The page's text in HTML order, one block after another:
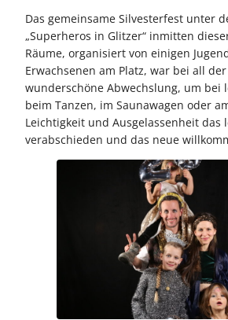
Das gemeinsame Silvesterfest unter
„Superheros in Glitzer“ inmitten
Räume, organisiert von einigen
Erwachsenen am Platz, war bei all
wunderschöne Abwechslung, um bei
beim Tanzen, im Saunawagen oder
Leichtigkeit und Ausgelassenheit das
verabschieden und das neue